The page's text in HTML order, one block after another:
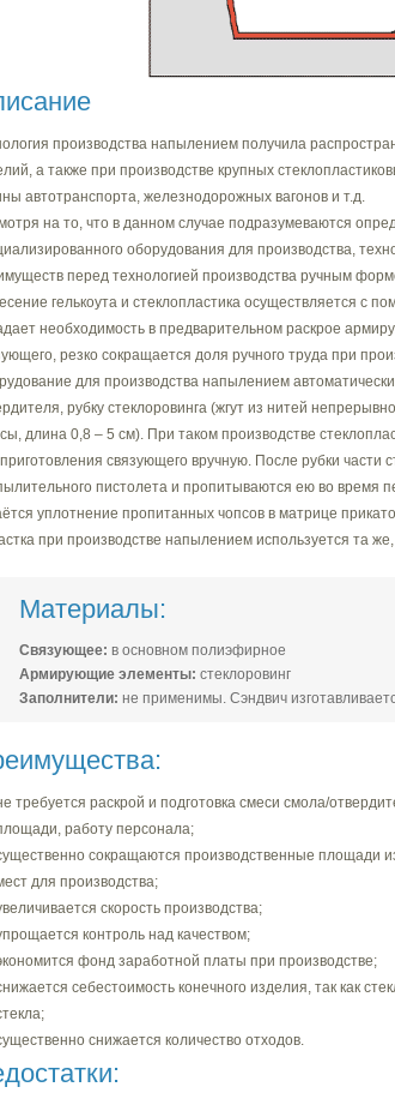
производства напылением получила
а также при производстве крупных
автотранспорта, железнодорожных вагонов и т.д.
на то, что в данном случае подразумеваются
оборудования для производства,
перед технологией производства ручным
гелькоута и стеклопластика осуществляется с
необходимость в предварительном раскрое
резко сокращается доля ручного труда при
для производства напылением
рубку стеклоровинга (жгут из нитей
длина 0,8 – 5 см). При таком производстве
связующего вручную. После рубки части
пистолета и пропитываются ею во время
уплотнение пропитанных чопсов в матрице
при производстве напылением используется та
Материалы:
Связующее: в основном полиэфирное
Армирующие элементы: стеклоровинг
Заполнители: не применимы. Сэндвич
требуется раскрой и подготовка смеси смола/
работу персонала;
сокращаются производственные площади
для производства;
скорость производства;
контроль над качеством;
фонд заработной платы при производстве;
себестоимость конечного изделия, так как
снижается количество отходов.